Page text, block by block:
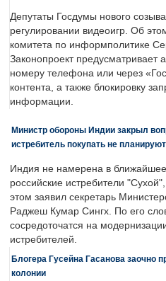
Депутаты Госдумы нового
регулировании видеоигр. Об
комитета по информполитике
Законопроект предусматривает
номеру телефона или через
контента, а также блокировку
информации.
Министр обороны Индии закрыл
истребитель покупать не планируют
Индия не намерена в
российские истребители
этом заявил секретарь
Раджеш Кумар Сингх. По его
сосредоточатся на
истребителей.
Блогера Гусейна Гасанова заочно
колонии